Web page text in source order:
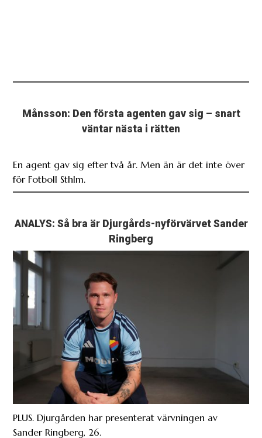
Månsson: Den första agenten gav sig – snart
En agent gav sig efter två år. Men än är det inte över
ANALYS: Så bra är Djurgårds-nyförvärvet Sander
PLUS. Djurgården har presenterat värvningen av
Sander Ringberg, 26.